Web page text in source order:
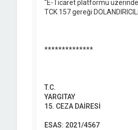
"E-Ticaret platformu
TCK 157 gereği
**************
T.C.
YARGITAY
15. CEZA DAİRESİ
ESAS: 2021/4567